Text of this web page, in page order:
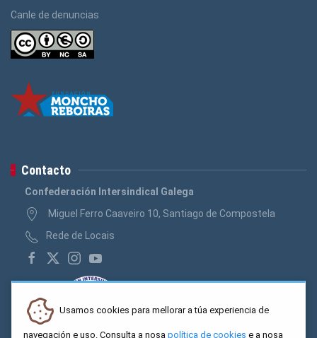
Canle de denuncias
Contacto
Confederación Intersindical Galega
Miguel Ferro Caaveiro 10, Santiago de Compostela
Rede de Locais
Usamos cookies para mellorar a túa experiencia de
navegación e uso. Consulta a nosa política de cookies e a nosa